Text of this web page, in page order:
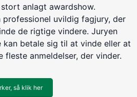
anlagt awardshow.
uvildig fagjury, der
de rigtige vindere. Juryen
kan betale sig til at vinde eller at
anmeldelser, der vinder.
så klik her